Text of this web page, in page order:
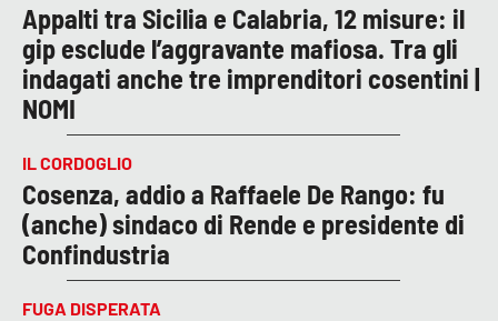
Appalti tra Sicilia e Calabria, 12 misure: il
gip esclude l’aggravante mafiosa. Tra gli
indagati anche tre imprenditori cosentini |
NOMI
IL CORDOGLIO
Cosenza, addio a Raffaele De Rango: fu
(anche) sindaco di Rende e presidente di
Confindustria
FUGA DISPERATA